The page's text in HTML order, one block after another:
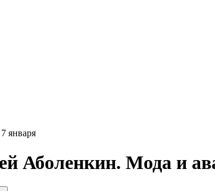
января
Аболенкин. Мода и